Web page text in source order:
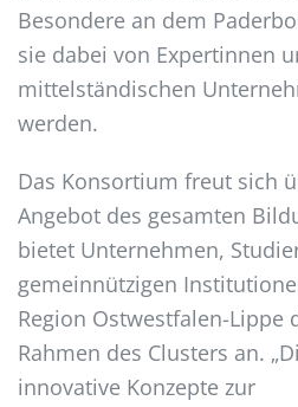
Besondere an dem
sie dabei von Expertinnen
mittelständischen
werden.
Das Konsortium freut sich
Angebot des gesamten
bietet Unternehmen,
gemeinnützigen
Region Ostwestfalen-Lippe
Rahmen des Clusters an.
innovative Konzepte zur